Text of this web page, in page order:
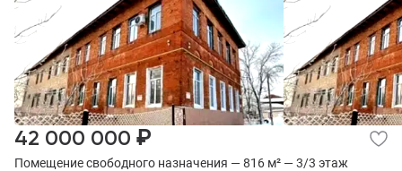
Помещение свободного назначения — 816 м² — 3/3 этаж
42 000 000 ₽